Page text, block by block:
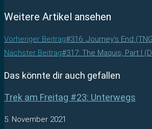
Weitere Artikel ansehen
Vorheriger Beitrag#316: Journey’s End
Nächster Beitrag#317: The Maquis, Part I
Das könnte dir auch gefallen
Trek am Freitag #23: Unterwegs
5. November 2021